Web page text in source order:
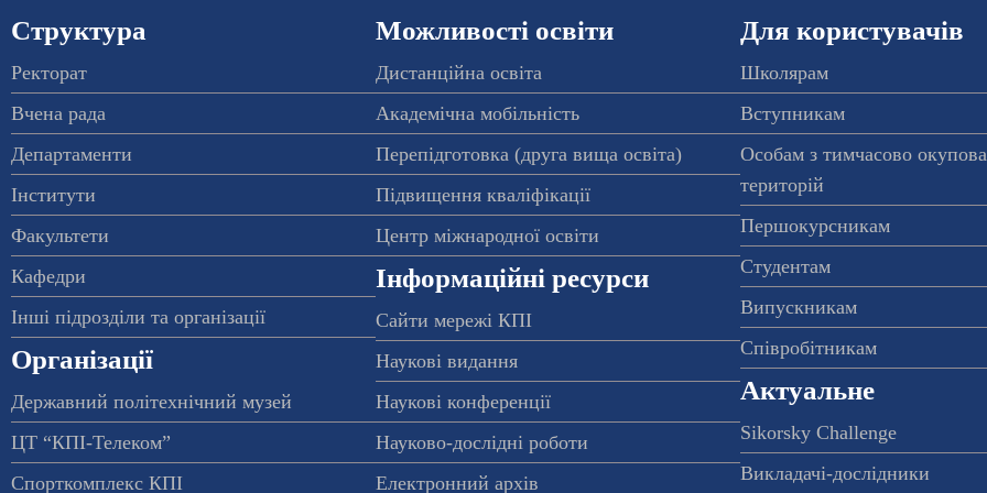
Структура
Ректорат
Вчена рада
Департаменти
Інститути
Факультети
Кафедри
Інші підрозділи та організації
Організації
Державний політехнічний музей
ЦТ “КПІ-Телеком”
Спорткомплекс КПІ
Можливості освіти
Дистанційна освіта
Академічна мобільність
Перепідготовка (друга вища освіта)
Підвищення кваліфікації
Центр міжнародної освіти
Інформаційні ресурси
Сайти мережі КПІ
Наукові видання
Наукові конференції
Науково-дослідні роботи
Електронний архів
Для користувачів
Школярам
Вступникам
Особам з тимчасово
територій
Першокурсникам
Студентам
Випускникам
Співробітникам
Актуальне
Sikorsky Challenge
Викладачі-дослідники